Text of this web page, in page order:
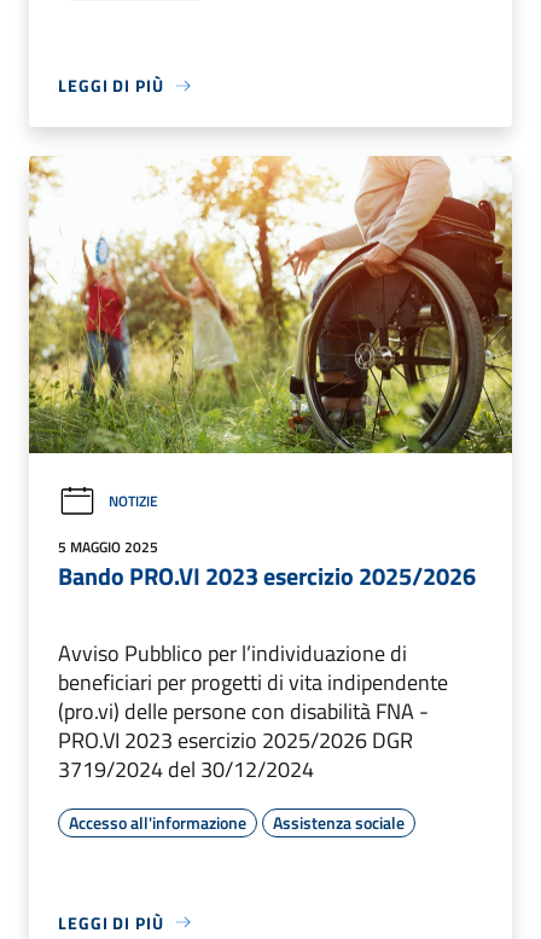
LEGGI DI PIÙ
NOTIZIE
5 MAGGIO 2025
Bando PRO.VI 2023 esercizio 2025/2026
Avviso Pubblico per l’individuazione di
beneficiari per progetti di vita indipendente
(pro.vi) delle persone con disabilità FNA -
PRO.VI 2023 esercizio 2025/2026 DGR
3719/2024 del 30/12/2024
Accesso all'informazione Assistenza sociale
LEGGI DI PIÙ